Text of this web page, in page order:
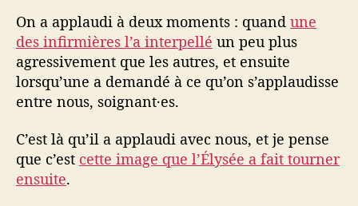
On a applaudi à deux moments : quand une
des infirmières l’a interpellé un peu plus
agressivement que les autres, et ensuite
lorsqu’une a demandé à ce qu’on s’applaudisse
entre nous, soignant·es.
C’est là qu’il a applaudi avec nous, et je pense
que c’est cette image que l’Élysée a fait tourner
ensuite.